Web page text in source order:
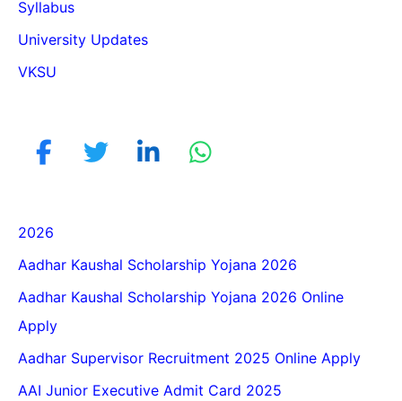
Syllabus
University Updates
VKSU
2026
Aadhar Kaushal Scholarship Yojana 2026
Aadhar Kaushal Scholarship Yojana 2026 Online
Apply
Aadhar Supervisor Recruitment 2025 Online Apply
AAI Junior Executive Admit Card 2025